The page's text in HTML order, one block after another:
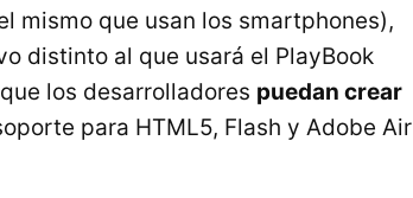
mismo que usan los smartphones),
distinto al que usará el PlayBook
los desarrolladores puedan crear
para HTML5, Flash y Adobe Air